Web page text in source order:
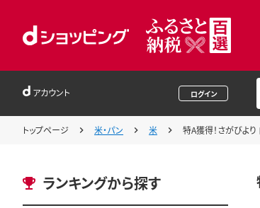
アカウント ログイン
トップページ 米・パン 米 特A獲得！さがびよ
ランキングから探す